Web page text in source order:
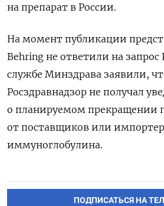
на препарат в России.
На момент публикации
Behring не ответили на запрос
службе Минздрава заявили,
Росздравнадзор не получал
о планируемом прекращении
от поставщиков или
иммуноглобулина.
ПОДПИСАТЬСЯ НА